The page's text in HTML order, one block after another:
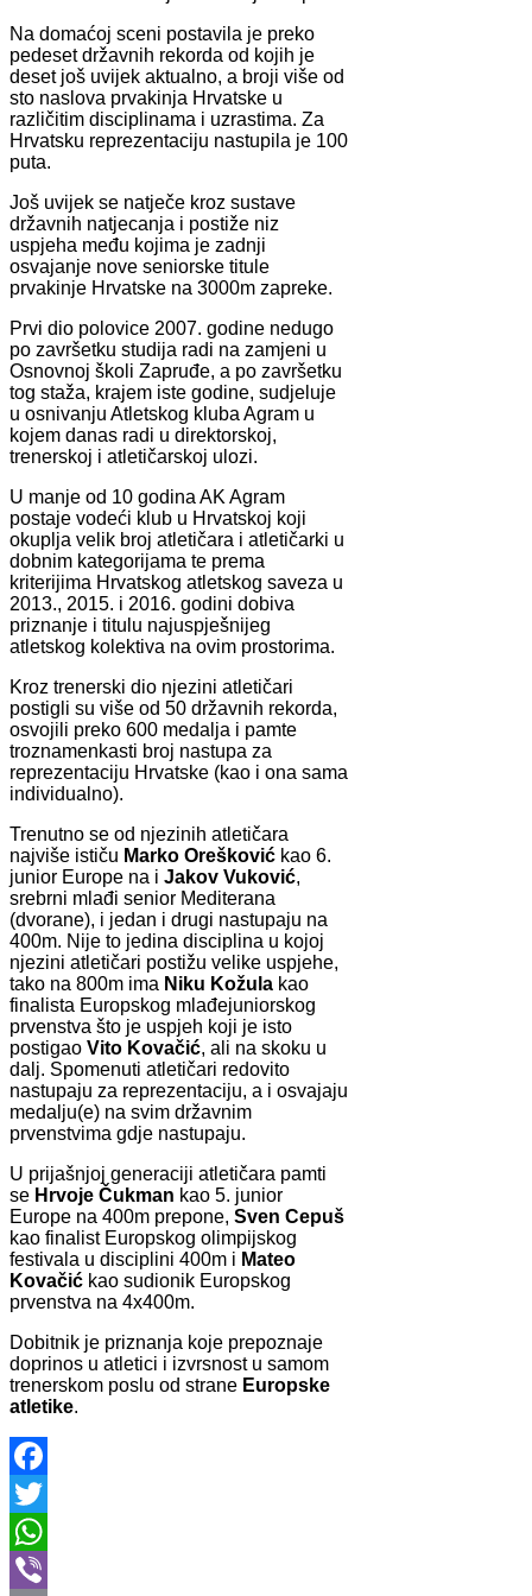
Na domaćoj sceni postavila je preko
pedeset državnih rekorda od kojih je
deset još uvijek aktualno, a broji više od
sto naslova prvakinja Hrvatske u
različitim disciplinama i uzrastima. Za
Hrvatsku reprezentaciju nastupila je 100
puta.
Još uvijek se natječe kroz sustave
državnih natjecanja i postiže niz
uspjeha među kojima je zadnji
osvajanje nove seniorske titule
prvakinje Hrvatske na 3000m zapreke.
Prvi dio polovice 2007. godine nedugo
po završetku studija radi na zamjeni u
Osnovnoj školi Zapruđe, a po završetku
tog staža, krajem iste godine, sudjeluje
u osnivanju Atletskog kluba Agram u
kojem danas radi u direktorskoj,
trenerskoj i atletičarskoj ulozi.
U manje od 10 godina AK Agram
postaje vodeći klub u Hrvatskoj koji
okuplja velik broj atletičara i atletičarki u
dobnim kategorijama te prema
kriterijima Hrvatskog atletskog saveza u
2013., 2015. i 2016. godini dobiva
priznanje i titulu najuspješnijeg
atletskog kolektiva na ovim prostorima.
Kroz trenerski dio njezini atletičari
postigli su više od 50 državnih rekorda,
osvojili preko 600 medalja i pamte
troznamenkasti broj nastupa za
reprezentaciju Hrvatske (kao i ona sama
individualno).
Trenutno se od njezinih atletičara
najviše ističu Marko Orešković kao 6.
junior Europe na i Jakov Vuković,
srebrni mlađi senior Mediterana
(dvorane), i jedan i drugi nastupaju na
400m. Nije to jedina disciplina u kojoj
njezini atletičari postižu velike uspjehe,
tako na 800m ima Niku Kožula kao
finalista Europskog mlađejuniorskog
prvenstva što je uspjeh koji je isto
postigao Vito Kovačić, ali na skoku u
dalj. Spomenuti atletičari redovito
nastupaju za reprezentaciju, a i osvajaju
medalju(e) na svim državnim
prvenstvima gdje nastupaju.
U prijašnjoj generaciji atletičara pamti
se Hrvoje Čukman kao 5. junior
Europe na 400m prepone, Sven Cepuš
kao finalist Europskog olimpijskog
festivala u disciplini 400m i Mateo
Kovačić kao sudionik Europskog
prvenstva na 4x400m.
Dobitnik je priznanja koje prepoznaje
doprinos u atletici i izvrsnost u samom
trenerskom poslu od strane Europske
atletike.
Facebook
Twitter
WhatsApp